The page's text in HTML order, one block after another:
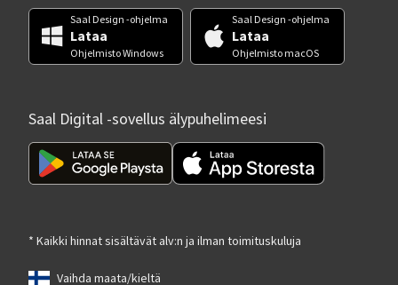
Saal Design -ohjelma
Lataa
Ohjelmisto Windows
Saal Design -ohjelma
Lataa
Ohjelmisto macOS
Saal Digital -sovellus älypuhelimeesi
* Kaikki hinnat sisältävät alv:n ja ilman toimituskuluja
Vaihda maata/kieltä